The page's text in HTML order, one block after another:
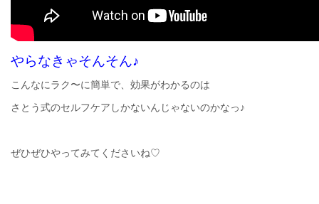
やらなきゃそんそん♪
こんなにラク〜に簡単で、効果がわかるのは
さとう式のセルフケアしかないんじゃないのかなっ♪
ぜひぜひやってみてくださいね♡